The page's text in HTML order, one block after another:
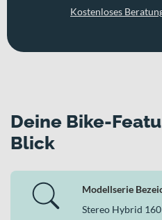
Kostenloses
Deine Bike-
Blick
Modellserie
Stereo Hybrid